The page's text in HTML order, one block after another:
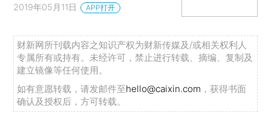
2019年05月11日 APP打开
财新网所刊载内容之知识产权为财新传媒及/或相关权利人
专属所有或持有。未经许可，禁止进行转载、摘编、复制及
建立镜像等任何使用。
如有意愿转载，请发邮件至hello@caixin.com ，获得书面
确认及授权后，方可转载。